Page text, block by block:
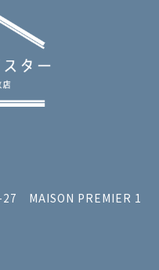
27 MAISON PREMIER 1